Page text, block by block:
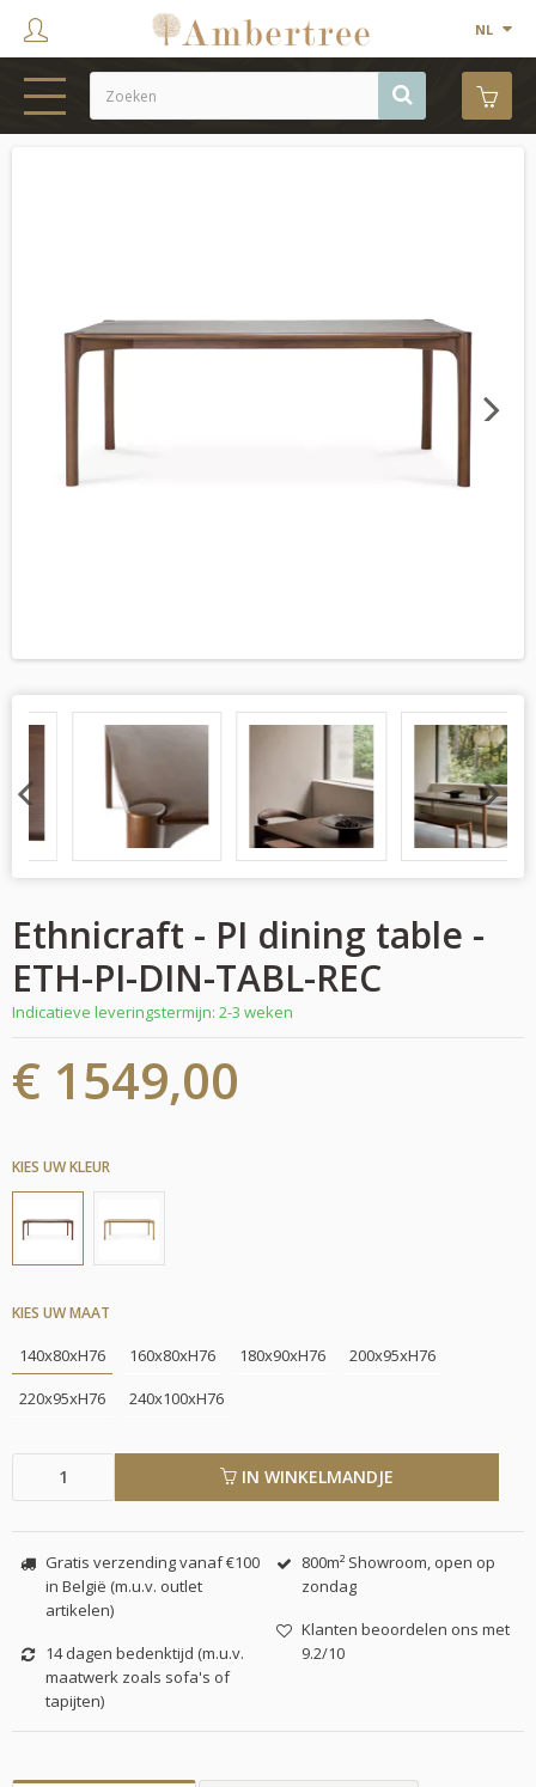
NL
MERKEN
Next
Ethnicraft - PI dining table -
ETH-PI-DIN-TABL-REC
Indicatieve leveringstermijn: 2-3 weken
€ 1549,00
KIES UW KLEUR
KIES UW MAAT
140x80xH76 160x80xH76 180x90xH76
200x95xH76
220x95xH76
240x100xH76
IN WINKELMANDJE
Gratis verzending vanaf €100
in België (m.u.v. outlet
artikelen)
14 dagen bedenktijd (m.u.v.
maatwerk zoals sofa's of
tapijten)
800m² Showroom, open op
zondag
Klanten beoordelen ons met
9.2/10